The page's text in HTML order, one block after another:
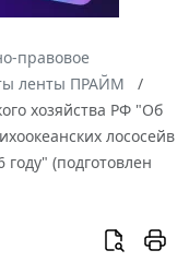
правовое
ленты ПРАЙМ
хозяйства РФ "Об
лососейв
(подготовлен